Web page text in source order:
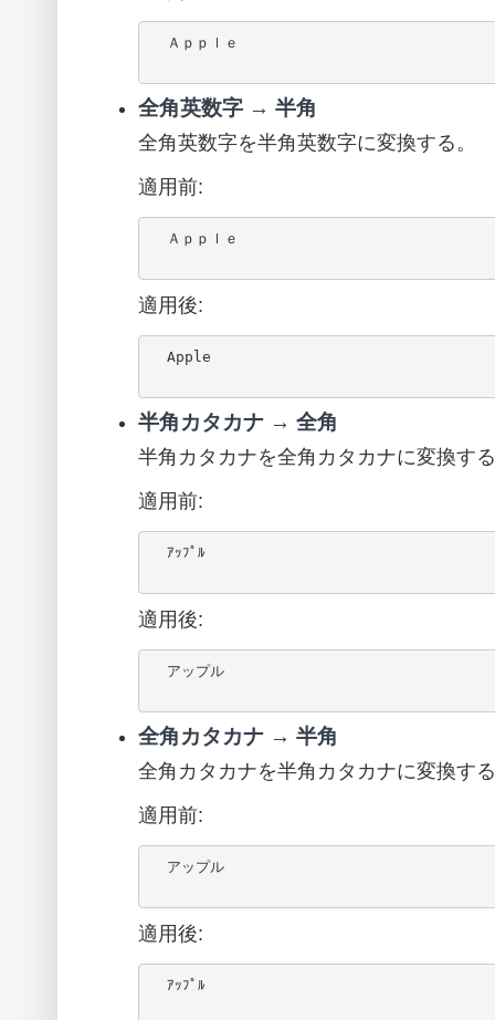
全角英数字 → 半角
全角英数字を半角英数字に変換する。
適用前:
適用後:
  Apple
半角カタカナ → 全角
半角カタカナを全角カタカナに変換す
適用前:
  ｱｯﾌﾟﾙ
適用後:
全角カタカナ → 半角
全角カタカナを半角カタカナに変換す
適用前:
適用後:
  ｱｯﾌﾟﾙ